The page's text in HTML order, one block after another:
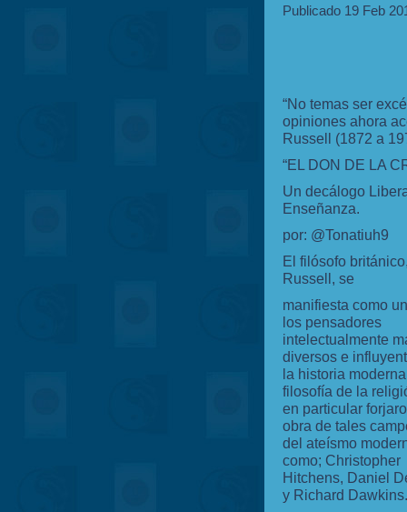
Publicado 19 Feb
“No temas ser
opiniones ahora
Russell (1872 a
“EL DON DE LA
Un decálogo
Enseñanza.
por: @Tonatiuh9
El filósofo
Russell, se
manifiesta como
los pensadores
intelectualmente
diversos e
la historia
filosofía de la
en particular
obra de tales
del ateísmo
como; Christopher
Hitchens, Daniel
y Richard